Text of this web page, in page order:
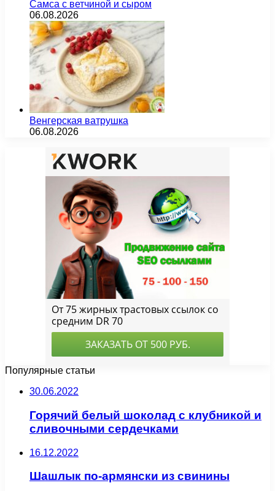
Самса с ветчиной и сыром
06.08.2026
Венгерская ватрушка
06.08.2026
Популярные статьи
30.06.2022
Горячий белый шоколад с клубникой и
сливочными сердечками
16.12.2022
Шашлык по-армянски из свинины